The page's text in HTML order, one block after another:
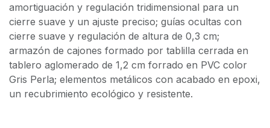
amortiguación y regulación tridimensional para un
cierre suave y un ajuste preciso; guías ocultas con
cierre suave y regulación de altura de 0,3 cm;
armazón de cajones formado por tablilla cerrada en
tablero aglomerado de 1,2 cm forrado en PVC color
Gris Perla; elementos metálicos con acabado en epoxi,
un recubrimiento ecológico y resistente.